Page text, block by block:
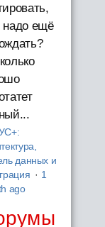
надо ещё
данных и
· 1
ago